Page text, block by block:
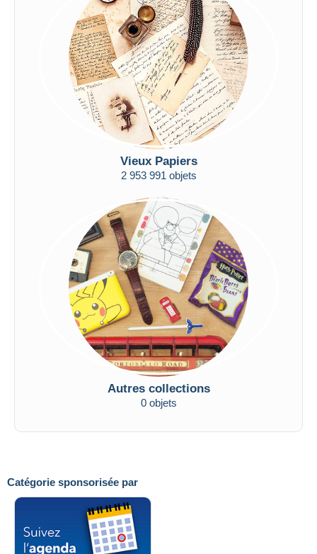
Catégorie sponsorisée par
Vieux Papiers
2 953 991 objets
Autres collections
0 objets